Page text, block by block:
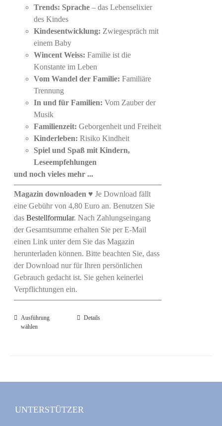
Trends: Sprache – das Lebenselixier
des Kindes
Kindesentwicklung: Zwiegespräch mit
einem Baby
Wincent Weiss: Familie ist die
Konstante im Leben
Vom Wandel der Familie: Familiäre
Trennung
In und für Familien: Vom Zauber der
Musik
Familienzeit: Geborgenheit und Freiheit
Kinderleben: Risiko Kindheit
Spiel und Spaß mit Kindern,
Leseempfehlungen
und noch vieles mehr ...
Magazin downloaden ♥ Je Download fällt
eine Gebühr von 4,80 Euro an. Benutzen Sie
dasBestellformular. Nach Zahlungseingang
der Gesamtsumme erhalten Sie per E-Mail
einen Link unter dem Sie das Magazin
herunterladen können. Bitte beachten Sie, dass
der Download nur für Ihren persönlichen
Gebrauch gedacht ist. Sie gehen keinerlei
Verpflichtungen ein.
Ausführung
wählen
Dieses
können
Details
UNTERSTÜTZER